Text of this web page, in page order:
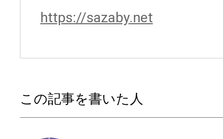
https://sazaby.net
この記事を書いた人